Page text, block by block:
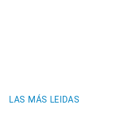
LAS MÁS LEIDAS